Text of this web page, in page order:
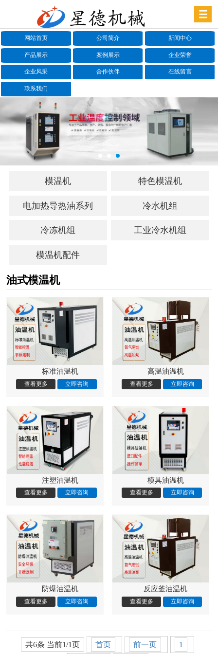
网站首页 公司简介 新闻中心
产品展示 案例展示 企业荣誉
企业风采 合作伙伴 在线留言
联系我们
模温机 特色模温机
电加热导热油系列 冷水机组
冷冻机组 工业冷水机组
模温机配件
油式模温机
标准油温机 高温油温机
注塑油温机 模具油温机
防爆油温机 反应釜油温机
共6条 当前1/1页 首页 前一页 1